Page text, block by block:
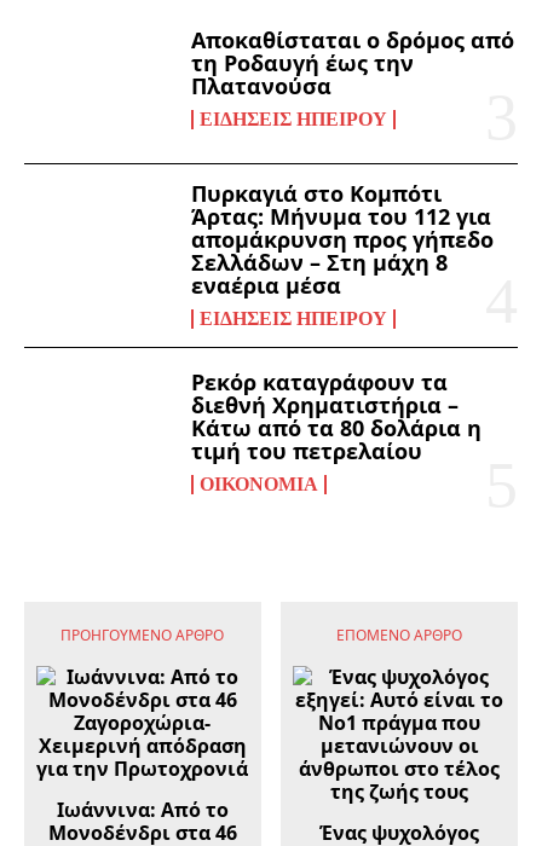
Αποκαθίσταται ο δρόμος από
τη Ροδαυγή έως την
Πλατανούσα
ΕΙΔΉΣΕΙΣ ΗΠΕΊΡΟΥ
Πυρκαγιά στο Κομπότι
Άρτας: Μήνυμα του 112 για
απομάκρυνση προς γήπεδο
Σελλάδων – Στη μάχη 8
εναέρια μέσα
ΕΙΔΉΣΕΙΣ ΗΠΕΊΡΟΥ
Ρεκόρ καταγράφουν τα
διεθνή Χρηματιστήρια –
Κάτω από τα 80 δολάρια η
τιμή του πετρελαίου
ΟΙΚΟΝΟΜΊΑ
ΠΡΟΗΓΟΎΜΕΝΟ ΆΡΘΡΟ
Ιωάννινα: Από το
Μονοδένδρι στα 46
ΕΠΌΜΕΝΟ ΆΡΘΡΟ
Ένας ψυχολόγος